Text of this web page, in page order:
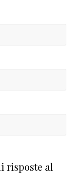
risposte al